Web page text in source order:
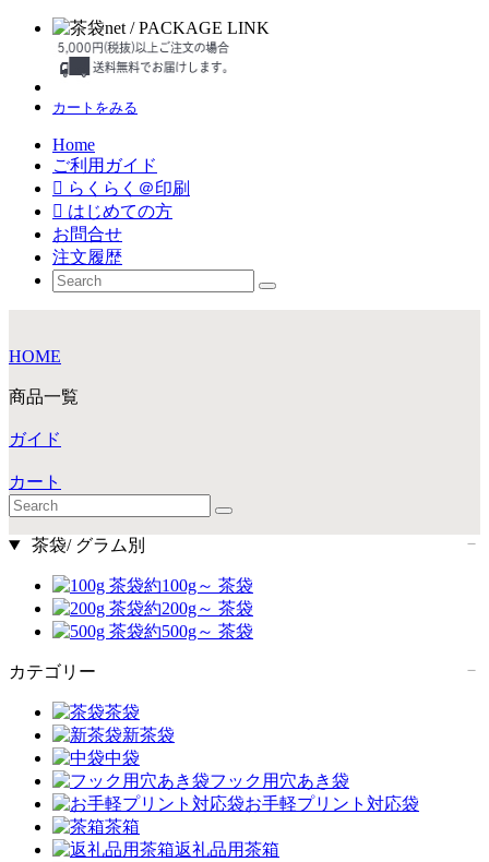
カートをみる
Home
ご利用ガイド
らくらく＠印刷
はじめての方
お問合せ
注文履歴
HOME
商品一覧
ガイド
カート
茶袋/ グラム別
約100g～ 茶袋
約200g～ 茶袋
約500g～ 茶袋
カテゴリー
茶袋
新茶袋
中袋
フック用穴あき袋
お手軽プリント対応袋
茶箱
返礼品用茶箱